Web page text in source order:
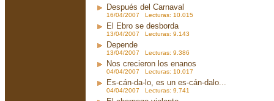
Después del Carnaval
16/04/2007 Lecturas: 10.015
El Ebro se desborda
13/04/2007 Lecturas: 9.143
Depende
13/04/2007 Lecturas: 9.386
Nos crecieron los enanos
04/04/2007 Lecturas: 10.017
Es-cán-da-lo, es un es-cán-dalo...
04/04/2007 Lecturas: 9.741